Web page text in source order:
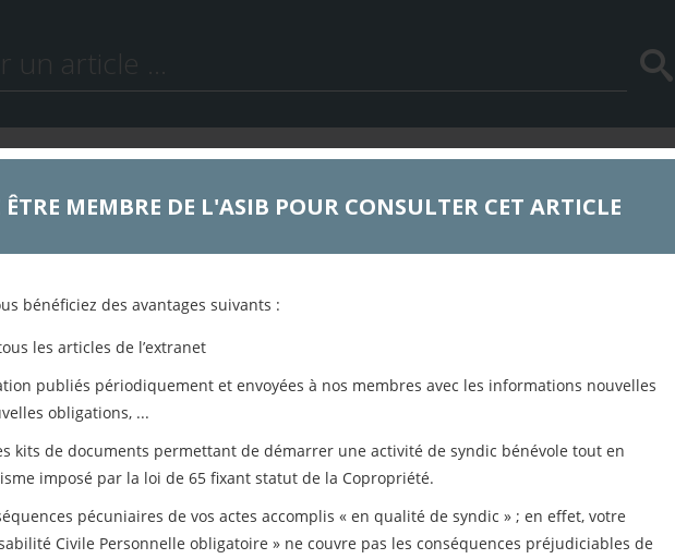
ÊTRE MEMBRE DE L'ASIB POUR CONSULTER CET ARTICLE
bénéficiez des avantages suivants :
les articles de l’extranet
publiés périodiquement et envoyées à nos membres avec les informations nouvelles
obligations, ...
kits de documents permettant de démarrer une activité de syndic bénévole tout en
imposé par la loi de 65 fixant statut de la Copropriété.
pécuniaires de vos actes accomplis « en qualité de syndic » ; en effet, votre
Civile Personnelle obligatoire » ne couvre pas les conséquences préjudiciables de
ACTUALITÉS
d’information février
2015
Archives
Mettre cet article dans mes favoris